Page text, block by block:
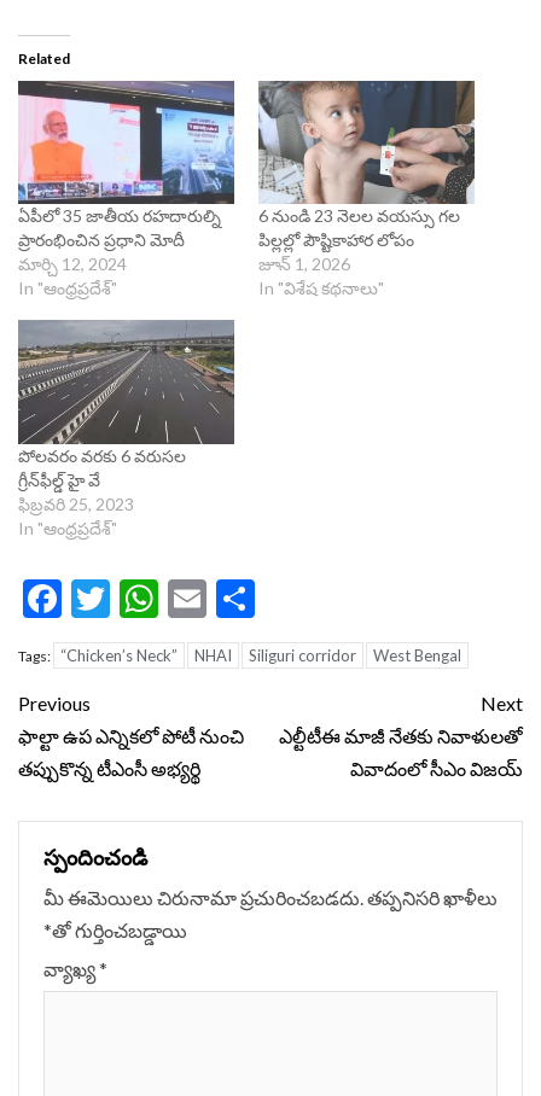
Related
ఏపీలో 35 జాతీయ రహదారుల్ని
ప్రారంభించిన ప్రధాని మోదీ
మార్చి 12, 2024
In "ఆంధ్రప్రదేశ్"
6 నుండి 23 నెలల వయస్సు గల
పిల్లల్లో పౌష్టికాహార లోపం
జూన్ 1, 2026
In "విశేష కథనాలు"
పోలవరం వరకు 6 వరుసల
గ్రీన్‌ఫీల్డ్ హై వే
ఫిబ్రవరి 25, 2023
In "ఆంధ్రప్రదేశ్"
Facebook
Twitter
WhatsApp
Email
Tags: “Chicken’s Neck” NHAI Siliguri corridor West Bengal
Continue
Reading
Previous
ఫాల్టా ఉప ఎన్నికలో పోటీ నుంచి
తప్పుకొన్న టీఎంసీ అభ్యర్థి
Next
ఎల్టీటీఈ మాజీ నేతకు నివాళులతో
వివాదంలో సీఎం విజయ్
స్పందించండి
మీ ఈమెయిలు చిరునామా ప్రచురించబడదు. తప్పనిసరి ఖాళీలు
*‌తో గుర్తించబడ్డాయి
వ్యాఖ్య*